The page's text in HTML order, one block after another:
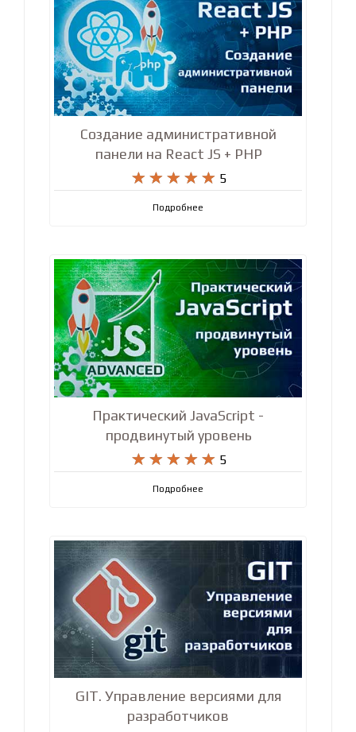
Создание административной
панели на React JS + PHP
    
     5
Подробнее
Практический JavaScript -
продвинутый уровень
    
     5
Подробнее
GIT. Управление версиями для
разработчиков